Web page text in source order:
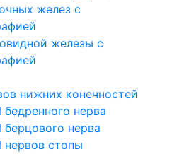
желез с
железы с
нижних конечностей
нерва
нерва
нервов стопы